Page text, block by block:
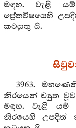
මඳහ. වැළි
ප්‍රේතවිෂයෙහි
කටයුතු යි.
3963.
නිරයෙන් ච්‍යුත
මඳහ. වැළි
නිරයෙහි උපදිත්